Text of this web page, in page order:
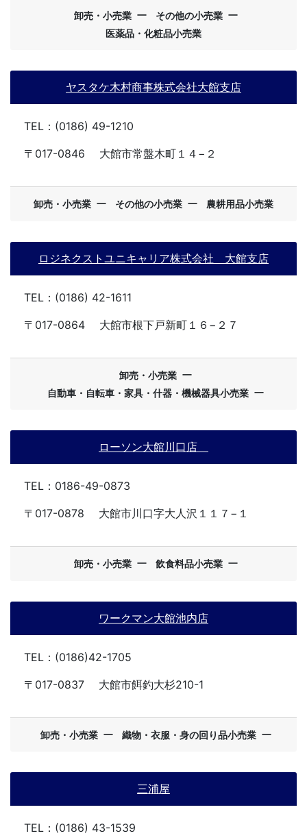
卸売・小売業 ー その他の小売業 ー
医薬品・化粧品小売業
ヤスタケ木村商事株式会社大館支店
TEL：(0186) 49-1210
〒017-0846
大館市常盤木町１４−２
卸売・小売業 ー その他の小売業 ー 農耕用品小売業
ロジネクストユニキャリア株式会社 大館支店
TEL：(0186) 42-1611
〒017-0864
大館市根下戸新町１６−２７
卸売・小売業 ー
自動車・自転車・家具・什器・機械器具小売業 ー
ローソン大館川口店
TEL：0186-49-0873
〒017-0878
大館市川口字大人沢１１７−１
卸売・小売業 ー 飲食料品小売業 ー
ワークマン大館池内店
TEL：(0186)42-1705
〒017-0837
大館市餌釣大杉210-1
卸売・小売業 ー 織物・衣服・身の回り品小売業 ー
三浦屋
TEL：(0186) 43-1539